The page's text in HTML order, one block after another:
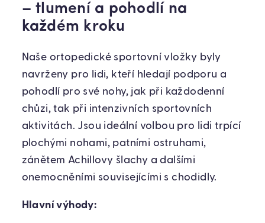
– tlumení a pohodlí na
každém kroku
Naše ortopedické sportovní vložky byly
navrženy pro lidi, kteří hledají podporu a
pohodlí pro své nohy, jak při každodenní
chůzi, tak při intenzivních sportovních
aktivitách. Jsou ideální volbou pro lidi trpící
plochými nohami, patními ostruhami,
zánětem Achillovy šlachy a dalšími
onemocněními souvisejícími s chodidly.
Hlavní výhody: